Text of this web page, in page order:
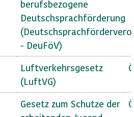
berufsbezogene
Deutschsprachförderung
- DeuFöV)
Luftverkehrsgesetz
(LuftVG)
Gesetz zum Schutze der